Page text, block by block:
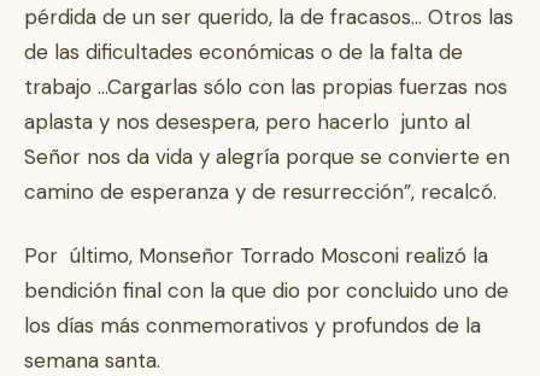
pérdida de un ser querido, la de fracasos… Otros las
de las dificultades económicas o de la falta de
trabajo …Cargarlas sólo con las propias fuerzas nos
aplasta y nos desespera, pero hacerlo junto al
Señor nos da vida y alegría porque se convierte en
camino de esperanza y de resurrección”, recalcó.
Por último, Monseñor Torrado Mosconi realizó la
bendición final con la que dio por concluido uno de
los días más conmemorativos y profundos de la
semana santa.